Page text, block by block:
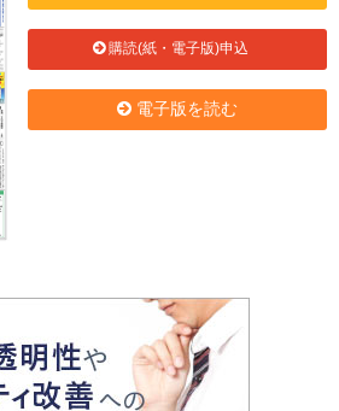
購読(紙・電子版)申込
電子版を読む